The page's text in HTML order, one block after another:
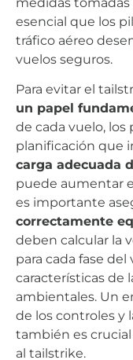
esencial que los
tráfico aéreo
vuelos seguros.
Para evitar el
un papel
de cada vuelo, los
planificación que
carga adecuada
puede aumentar
es importante
correctamente
deben calcular la
para cada fase
características de
ambientales. Un
de los controles y
también es
al tailstrike.